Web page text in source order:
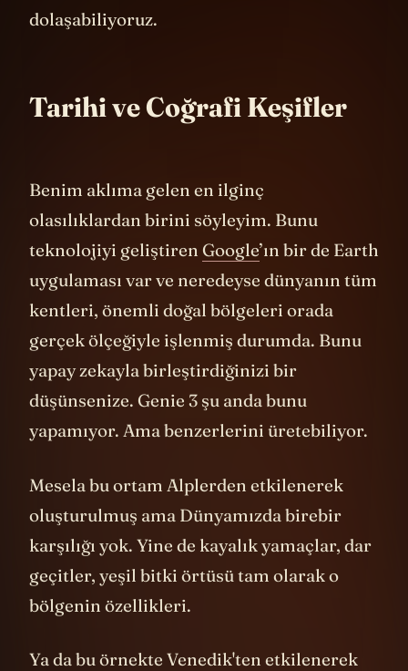
fantastik bir doğada dilediğimiz gibi
Tarihi ve Coğrafi Keşifler
Benim aklıma gelen en ilginç
olasılıklardan birini söyleyim. Bunu
teknolojiyi geliştirenGoogle ’ın bir de Earth
uygulaması var ve neredeyse dünyanın tüm
kentleri, önemli doğal bölgeleri orada
gerçek ölçeğiyle işlenmiş durumda. Bunu
yapay zekayla birleştirdiğinizi bir
düşünsenize. Genie 3 şu anda bunu
Mesela bu ortam Alplerden etkilenerek
oluşturulmuş ama Dünyamızda birebir
karşılığı yok. Yine de kayalık yamaçlar, dar
geçitler, yeşil bitki örtüsü tam olarak o